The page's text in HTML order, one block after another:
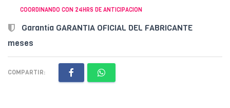
COORDINANDO CON 24HRS DE ANTICIPACION
Garantía GARANTIA OFICIAL DEL FABRICANTE
meses
COMPARTIR: